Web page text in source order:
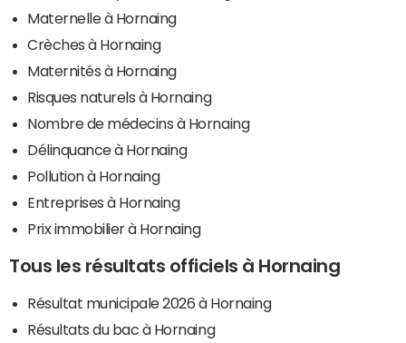
Maternelle à Hornaing
Crèches à Hornaing
Maternités à Hornaing
Risques naturels à Hornaing
Nombre de médecins à Hornaing
Délinquance à Hornaing
Pollution à Hornaing
Entreprises à Hornaing
Prix immobilier à Hornaing
Tous les résultats officiels à Hornaing
Résultat municipale 2026 à Hornaing
Résultats du bac à Hornaing